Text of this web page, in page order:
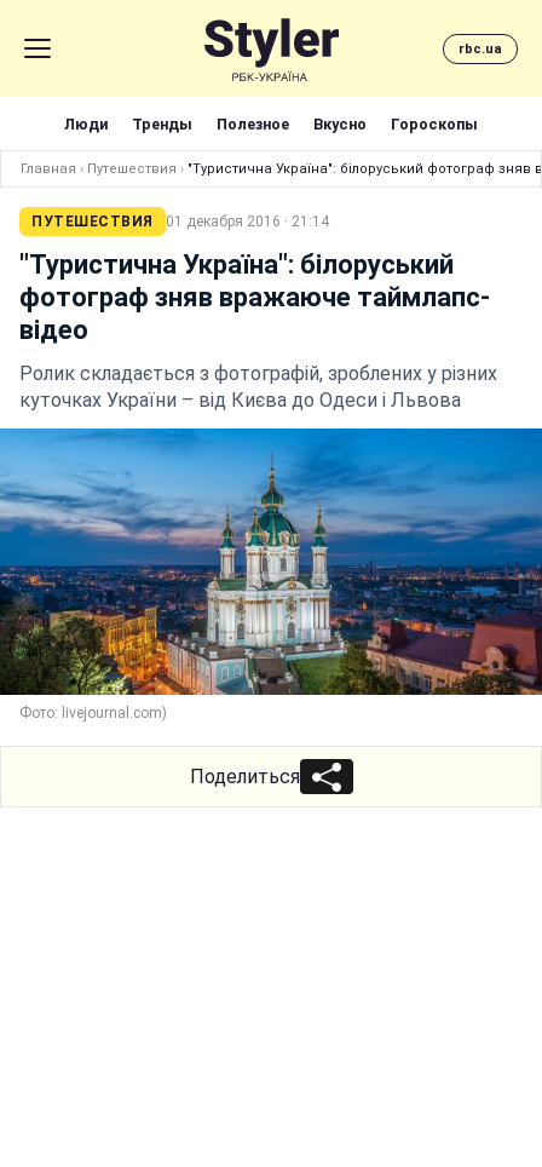
rbc.ua
Люди Тренды Полезное Вкусно Гороскопы
Главная › Путешествия › "Туристична Україна": білоруський фотограф
ПУТЕШЕСТВИЯ 01 декабря 2016 · 21:14
"Туристична Україна": білоруський
фотограф зняв вражаюче таймлапс-
відео
Ролик складається з фотографій, зроблених у різних
куточках України – від Києва до Одеси і Львова
Фото: livejournal.com)
Поделиться